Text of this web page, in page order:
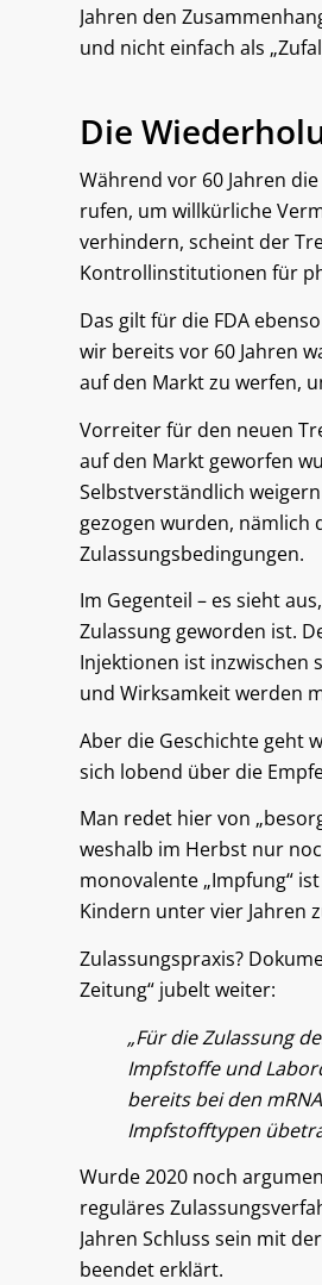
Jahren den
und nicht einfach als
Die
Während vor 60 Jahren
rufen, um willkürliche
verhindern, scheint der
Kontrollinstitutionen für
Das gilt für die FDA
wir bereits vor 60 Jahren
auf den Markt zu werfen,
Vorreiter für den neuen
auf den Markt geworfen
Selbstverständlich
gezogen wurden,
Zulassungsbedingungen.
Im Gegenteil – es sieht
Zulassung geworden ist.
Injektionen ist inzwischen
und Wirksamkeit werden
Aber die Geschichte geht
sich lobend über die
Man redet hier von
weshalb im Herbst nur
monovalente „Impfung“
Kindern unter vier Jahren
Zulassungspraxis?
Zeitung“ jubelt weiter:
„Für die Zulassung
Impfstoffe und
bereits bei den
Impfstofftypen
Wurde 2020 noch
reguläres
Jahren Schluss sein mit
beendet erklärt.